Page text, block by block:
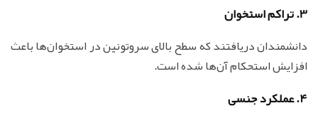
3. تراکم استخوان
دانشمندان دریافتند که سطح بالای سروتونین در استخوان‌ها باعث
افزایش استحکام آن‌ها شده است.
4. عملکرد جنسی